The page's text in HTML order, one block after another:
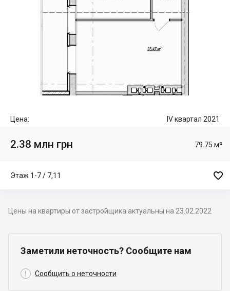
Цена: IV квартал 2021
2.38 млн грн 79.75 м²
Этаж 1-7 / 7,11 
Цены на квартиры от застройщика актуальны на 23.02.2022
Заметили неточность? Сообщите нам
 Сообщить о неточности